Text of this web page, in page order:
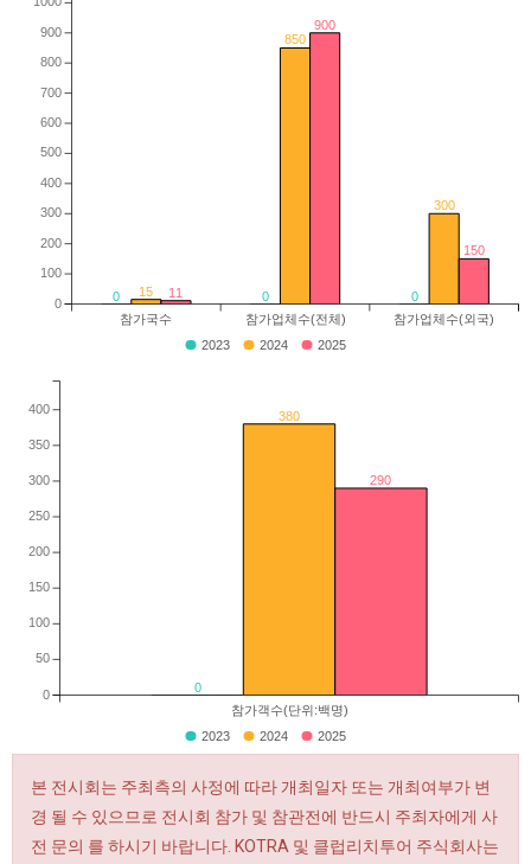
0 0 0
15
850
300
11
900
150
참가국수 참가업체수(전체) 참가업체수(외국)
0
100
200
300
400
500
600
700
800
900
2023 2024 2025
0
380
290
참가객수(단위:백명)
0
50
100
150
200
250
300
350
400
2023 2024 2025
본 전시회는 주최측의 사정에 따라 개최일자 또는 개최여부가 변
경 될 수 있으므로 전시회 참가 및 참관전에 반드시 주최자에게 사
전 문의 를 하시기 바랍니다. KOTRA 및 클럽리치투어 주식회사는